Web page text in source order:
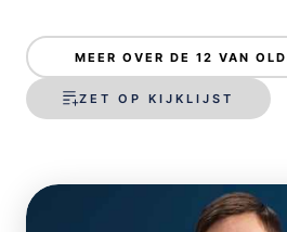
MEER OVER DE 12 VAN
ZET OP KIJKLIJST